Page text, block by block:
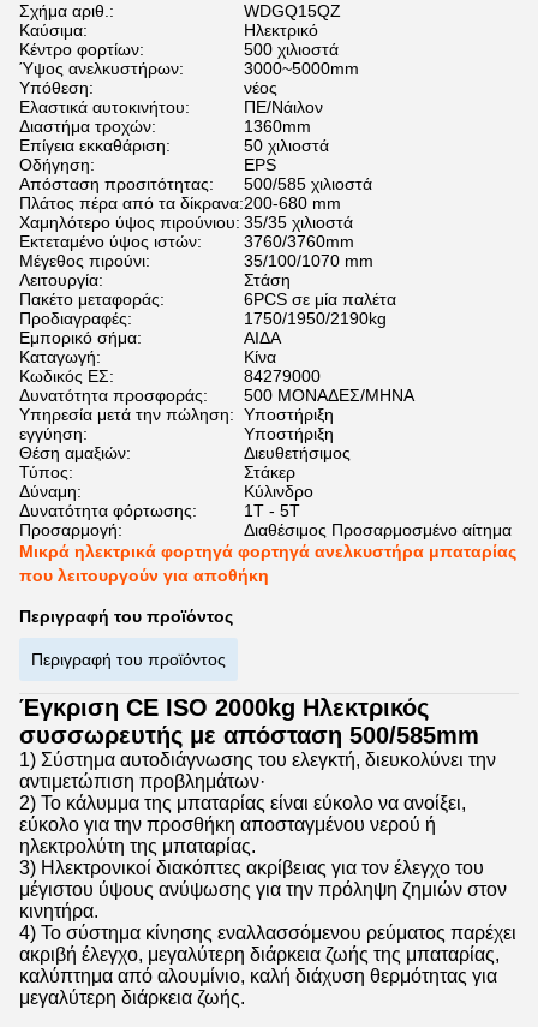
Σχήμα αριθ.:
WDGQ15QZ
Καύσιμα:
Ηλεκτρικό
Κέντρο φορτίων:
500 χιλιοστά
Ύψος ανελκυστήρων:
3000~5000mm
Υπόθεση:
νέος
Ελαστικά αυτοκινήτου:
ΠΕ/Νάιλον
Διαστήμα τροχών:
1360mm
Επίγεια εκκαθάριση:
50 χιλιοστά
Οδήγηση:
EPS
Απόσταση προσιτότητας:
500/585 χιλιοστά
Πλάτος πέρα από τα δίκρανα:200-680 mm
Χαμηλότερο ύψος πιρούνιου: 35/35 χιλιοστά
Εκτεταμένο ύψος ιστών:
3760/3760mm
Μέγεθος πιρούνι:
35/100/1070 mm
Λειτουργία:
Στάση
Πακέτο μεταφοράς:
6PCS σε μία παλέτα
Προδιαγραφές:
1750/1950/2190kg
Εμπορικό σήμα:
ΑΙΔΑ
Καταγωγή:
Κίνα
Κωδικός ΕΣ:
84279000
Δυνατότητα προσφοράς:
500 ΜΟΝΑΔΕΣ/ΜΗΝΑ
Υπηρεσία μετά την πώληση: Υποστήριξη
εγγύηση:
Υποστήριξη
Θέση αμαξιών:
Διευθετήσιμος
Τύπος:
Στάκερ
Δύναμη:
Κύλινδρο
Δυνατότητα φόρτωσης:
1Τ - 5Τ
Προσαρμογή:
Διαθέσιμος Προσαρμοσμένο αίτημα
Μικρά ηλεκτρικά φορτηγά φορτηγά ανελκυστήρα μπαταρίας
που λειτουργούν για αποθήκη
Περιγραφή του προϊόντος
Περιγραφή του προϊόντος
Έγκριση CE ISO 2000kg Ηλεκτρικός
συσσωρευτής με απόσταση 500/585mm
1) Σύστημα αυτοδιάγνωσης του ελεγκτή, διευκολύνει την
αντιμετώπιση προβλημάτων·
2) Το κάλυμμα της μπαταρίας είναι εύκολο να ανοίξει,
εύκολο για την προσθήκη αποσταγμένου νερού ή
ηλεκτρολύτη της μπαταρίας.
3) Ηλεκτρονικοί διακόπτες ακρίβειας για τον έλεγχο του
μέγιστου ύψους ανύψωσης για την πρόληψη ζημιών στον
κινητήρα.
4) Το σύστημα κίνησης εναλλασσόμενου ρεύματος παρέχει
ακριβή έλεγχο, μεγαλύτερη διάρκεια ζωής της μπαταρίας,
καλύπτημα από αλουμίνιο, καλή διάχυση θερμότητας για
μεγαλύτερη διάρκεια ζωής.